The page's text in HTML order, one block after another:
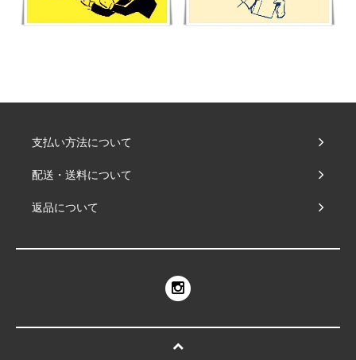
支払い方法について
配送・送料について
返品について